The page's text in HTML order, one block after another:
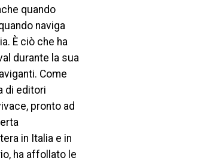
quando
naviga
È ciò che ha
durante la sua
Come
di editori
pronto ad
in Italia e in
ha affollato le